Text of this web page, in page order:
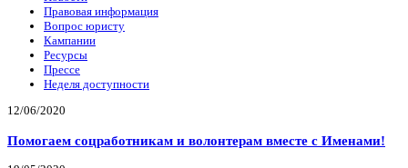
Правовая информация
Вопрос юристу
Кампании
Ресурсы
Прессе
Неделя доступности
12/06/2020
Помогаем соцработникам и волонтерам вместе с Именами!